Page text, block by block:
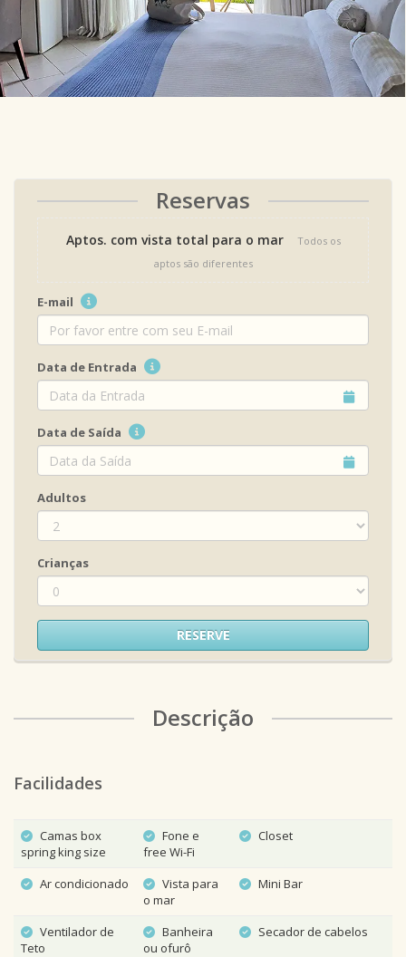
Reservas
Aptos. com vista total para o mar
Todos os
aptos são diferentes
E-mail
Data de Entrada
Data de Saída
Adultos
Crianças
RESERVE
Descrição
Facilidades
Camas box
spring king size
Fone e
free Wi-Fi
Closet
Ar condicionado
Vista para
o mar
Mini Bar
Ventilador de
Teto
Banheira
ou ofurô
Secador de cabelos